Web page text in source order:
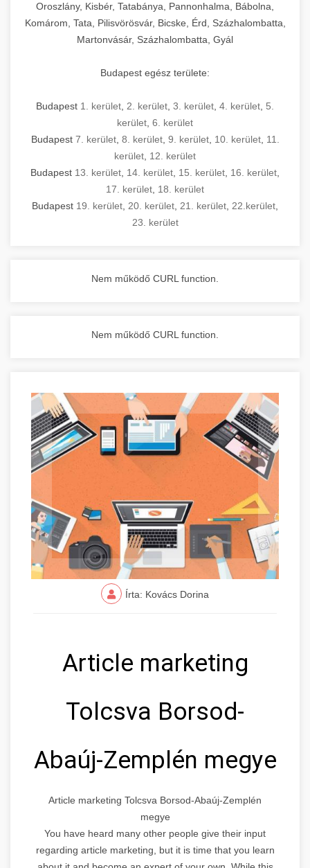
Oroszlány, Kisbér, Tatabánya, Pannonhalma, Bábolna,
Komárom, Tata, Pilisvörösvár, Bicske, Érd, Százhalombatta,
Martonvásár, Százhalombatta, Gyál
Budapest egész területe:
Budapest 1. kerület 2. kerület 3. kerület 4. kerület 5.
kerület 6. kerület
Budapest 7. kerület, 8. kerület, 9. kerület, 10. kerület, 11.
kerület 12. kerület
Budapest 13. kerület 14. kerület 15. kerület 16. kerület
17. kerület 18. kerület
Budapest 19. kerület 20. kerület 21. kerület 22.kerület
23. kerület
Nem működő CURL function.
Nem működő CURL function.
Írta: Kovács Dorina
Article marketing
Tolcsva Borsod-
Abaúj-Zemplén megye
Article marketing Tolcsva Borsod-Abaúj-Zemplén
megye
You have heard many other people give their input
regarding article marketing, but it is time that you learn